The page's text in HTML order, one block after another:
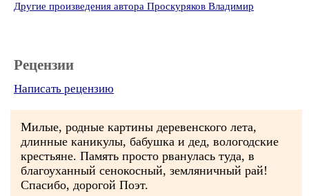
Другие произведения автора Проскуряков Владимир
Рецензии
Написать рецензию
Милые, родные картины деревенского лета,
длинные каникулы, бабушка и дед, вологодские
крестьяне. Память просто рванулась туда, в
благоуханный сенокосный, земляничный рай!
Спасибо, дорогой Поэт.